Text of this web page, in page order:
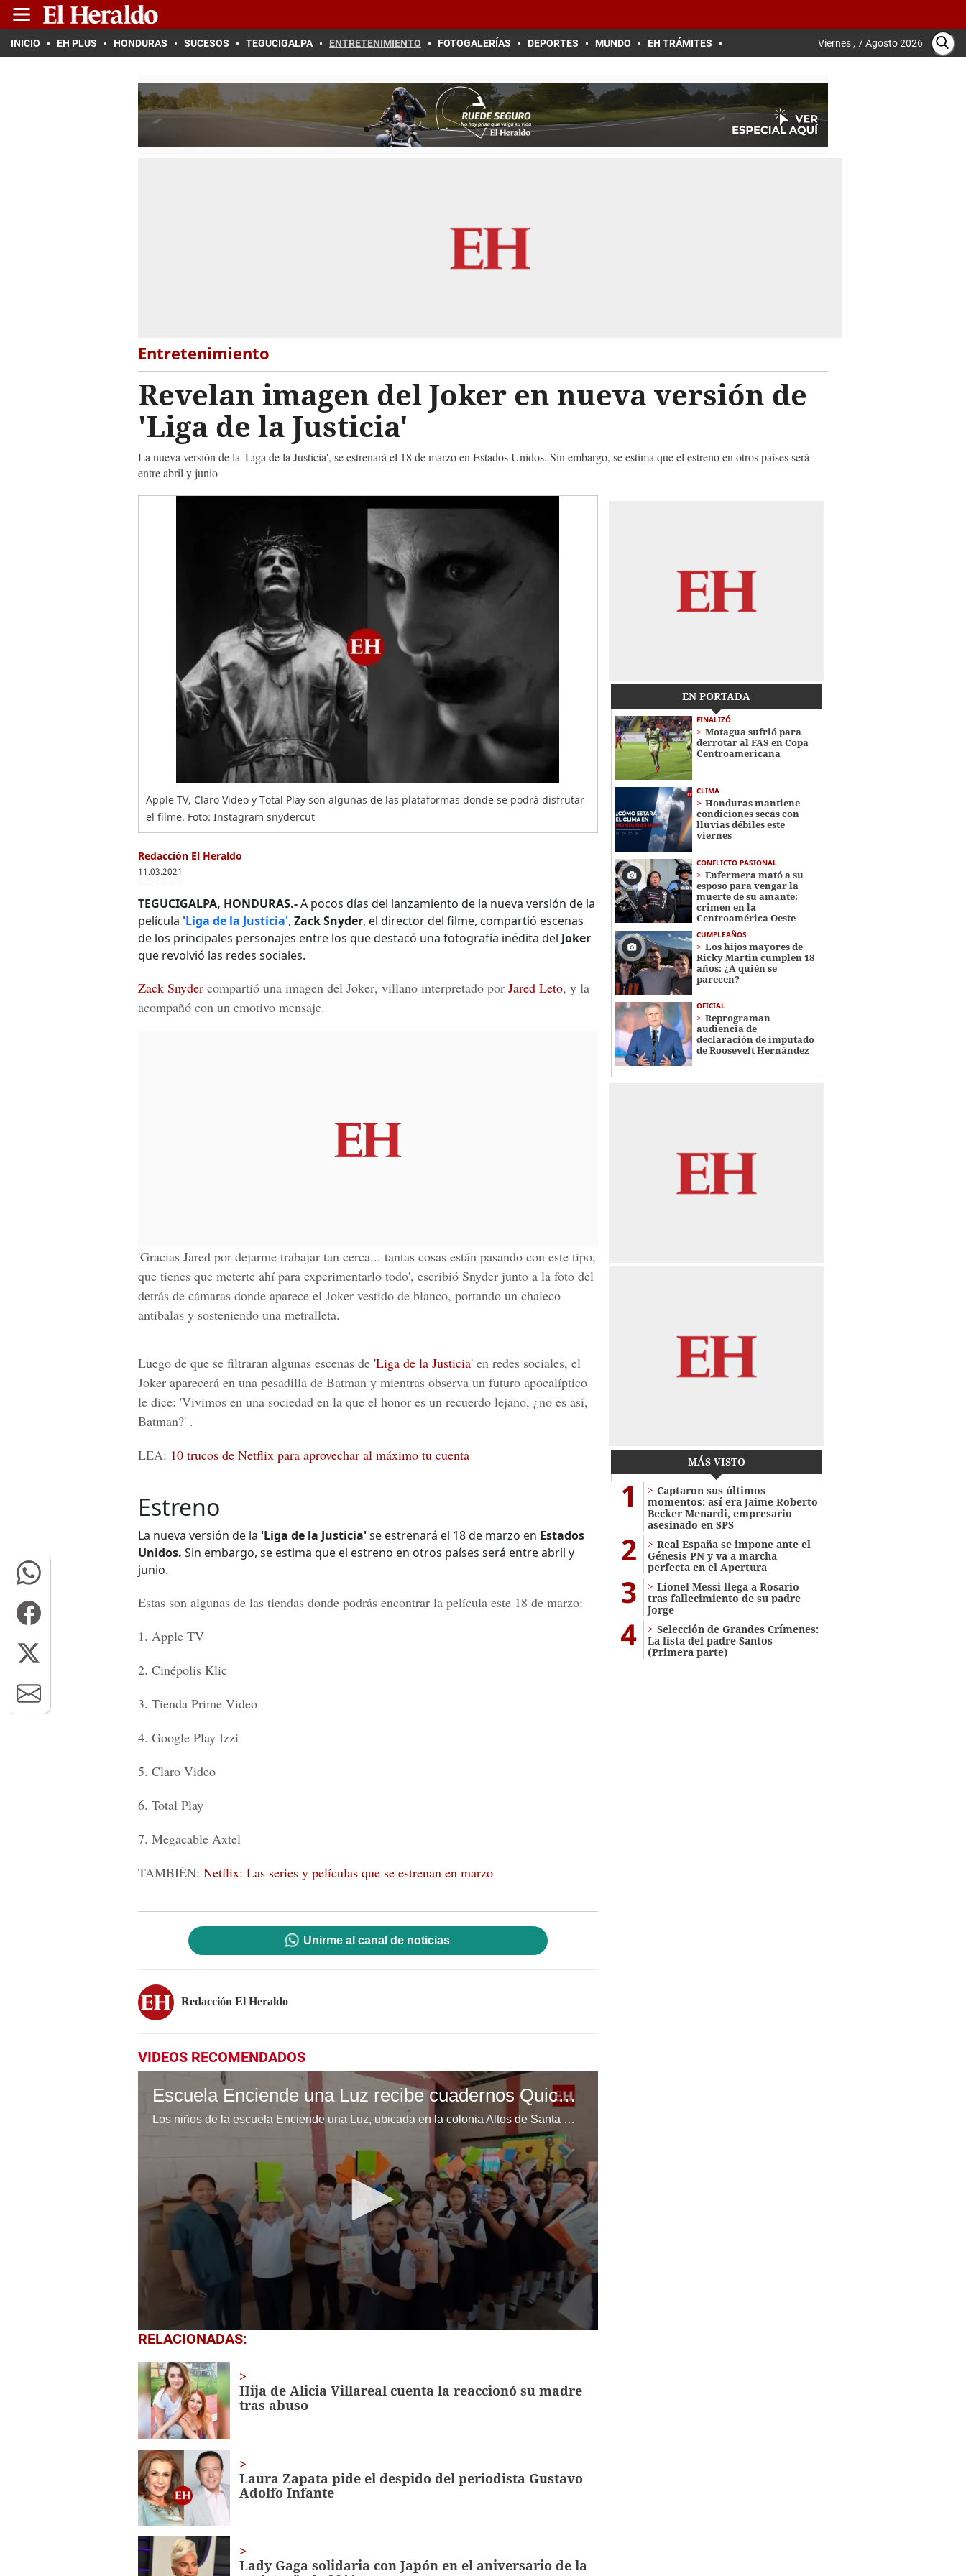
INICIO EH PLUS HONDURAS SUCESOS TEGUCIGALPA ENTRETENIMIENTO FOTOGALERÍAS DEPORTES MUNDO EH TRÁMITES Viernes , 7 Agosto 2026
Entretenimiento
Revelan imagen del Joker en nueva versión de
'Liga de la Justicia'
La nueva versión de la 'Liga de la Justicia', se estrenará el 18 de marzo en Estados Unidos. Sin embargo, se estima que el estreno en otros países será
entre abril y junio
Apple TV, Claro Video y Total Play son algunas de las plataformas donde se podrá disfrutar
el filme. Foto: Instagram snydercut
Redacción El Heraldo
11.03.2021
TEGUCIGALPA, HONDURAS.-A pocos días del lanzamiento de la nueva versión de la
película 'Liga de la Justicia', Zack Snyder, el director del filme, compartió escenas
de los principales personajes entre los que destacó una fotografía inédita del Joker
que revolvió las redes sociales.
Zack Snyder compartió una imagen del Joker, villano interpretado por Jared Leto, y la
acompañó con un emotivo mensaje.
'Gracias Jared por dejarme trabajar tan cerca... tantas cosas están pasando con este tipo,
que tienes que meterte ahí para experimentarlo todo', escribió Snyder junto a la foto del
detrás de cámaras donde aparece el Joker vestido de blanco, portando un chaleco
antibalas y sosteniendo una metralleta.
Luego de que se filtraran algunas escenas de 'Liga de la Justicia' en redes sociales, el
Joker aparecerá en una pesadilla de Batman y mientras observa un futuro apocalíptico
le dice: 'Vivimos en una sociedad en la que el honor es un recuerdo lejano, ¿no es así,
Batman?' .
LEA: 10 trucos de Netflix para aprovechar al máximo tu cuenta
Estreno
La nueva versión de la 'Liga de la Justicia'se estrenará el 18 de marzo en Estados
Unidos. Sin embargo, se estima que el estreno en otros países será entre abril y
junio.
Estas son algunas de las tiendas donde podrás encontrar la película este 18 de marzo:
1. Apple TV
2. Cinépolis Klic
3. Tienda Prime Video
4. Google Play Izzi
5. Claro Video
6. Total Play
7. Megacable Axtel
TAMBIÉN: Netflix: Las series y películas que se estrenan en marzo
Unirme al canal de noticias
Redacción El Heraldo
VIDEOS RECOMENDADOS
Escuela Enciende una Luz recibe cuadernos Quick, gracias a la Maratón del Saber
Los niños de la escuela Enciende una Luz, ubicada en la colonia Altos de Santa Rosa, al sur de Tegucigalpa, recibieron cuadernos Quick como parte de la Campaña Maratón del Saber.
0
seconds
1
minute,
56
secondsVolume
0%
RELACIONADAS:
Hija de Alicia Villareal cuenta la reaccionó su madre
tras abuso
Laura Zapata pide el despido del periodista Gustavo
Adolfo Infante
Lady Gaga solidaria con Japón en el aniversario de la
EN PORTADA
FINALIZÓ
Motagua sufrió para
derrotar al FAS en Copa
Centroamericana
CLIMA
Honduras mantiene
condiciones secas con
lluvias débiles este
viernes
CONFLICTO PASIONAL
Enfermera mató a su
esposo para vengar la
muerte de su amante:
crimen en la
Centroamérica Oeste
CUMPLEAÑOS
Los hijos mayores de
Ricky Martin cumplen 18
años: ¿A quién se
parecen?
OFICIAL
Reprograman
audiencia de
declaración de imputado
de Roosevelt Hernández
MÁS VISTO
1
Captaron sus últimos
momentos: así era Jaime Roberto
Becker Menardi​​​, empresario
asesinado en SPS
2
Real España se impone ante el
Génesis PN y va a marcha
perfecta en el Apertura
3
Lionel Messi llega a Rosario
tras fallecimiento de su padre
Jorge
4
Selección de Grandes Crímenes:
La lista del padre Santos
(Primera parte)